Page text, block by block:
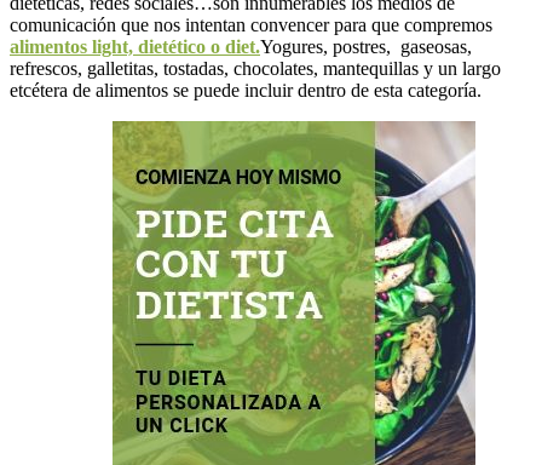
comunicación que nos intentan convencer para que compremos
alimentos light, dietético o diet.Yogures, postres, gaseosas,
refrescos, galletitas, tostadas, chocolates, mantequillas y un largo
etcétera de alimentos se puede incluir dentro de esta categoría.